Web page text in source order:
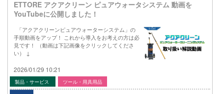
ETTORE アクアクリーン ピュアウォータシステム 動画を
YouTubeに公開しました！
「アクアクリーンピュアウォーターシステム」の
手順動画をアップ！ これから導入をお考えの方は必
見です！ （動画は下記画像をクリックしてくださ
い） ↓
2026/01/29 10:21
製品・サービス ツール・用具用品